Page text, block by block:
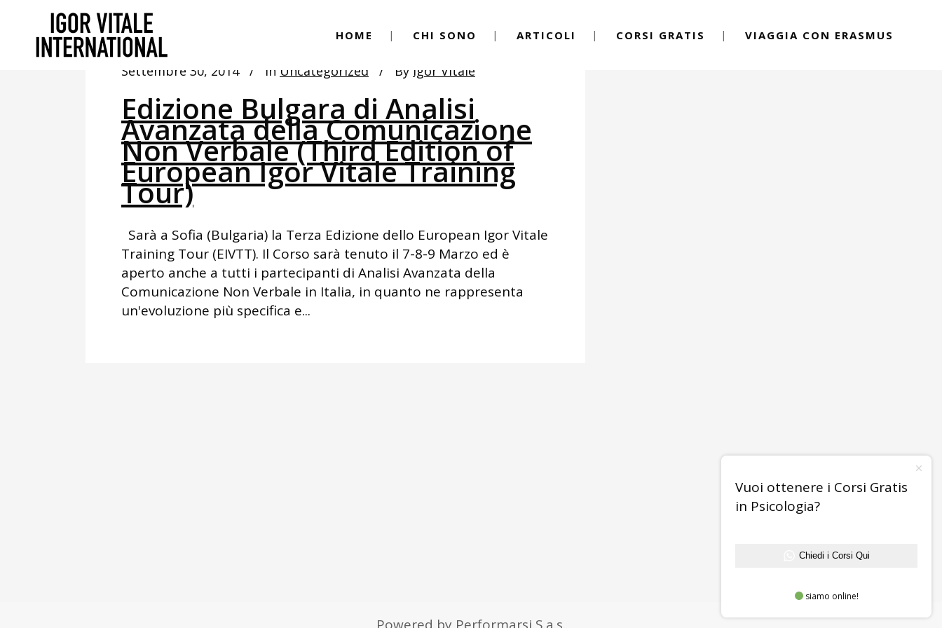
HOME CHI SONO ARTICOLI CORSI GRATIS VIAGGIA CON ERASMUS
Settembre 30, 2014 In Uncategorized By Igor Vitale
Edizione Bulgara di Analisi
Avanzata della Comunicazione
Non Verbale (Third Edition of
European Igor Vitale Training
Tour)
Sarà a Sofia (Bulgaria) la Terza Edizione dello European Igor Vitale
Training Tour (EIVTT). Il Corso sarà tenuto il 7-8-9 Marzo ed è
aperto anche a tutti i partecipanti di Analisi Avanzata della
Comunicazione Non Verbale in Italia, in quanto ne rappresenta
un'evoluzione più specifica e...
Vuoi ottenere i Corsi Gratis
in Psicologia?
Chiedi i Corsi Qui
siamo online!